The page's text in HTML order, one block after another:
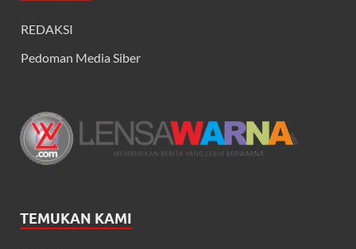
REDAKSI
Pedoman Media Siber
TEMUKAN KAMI